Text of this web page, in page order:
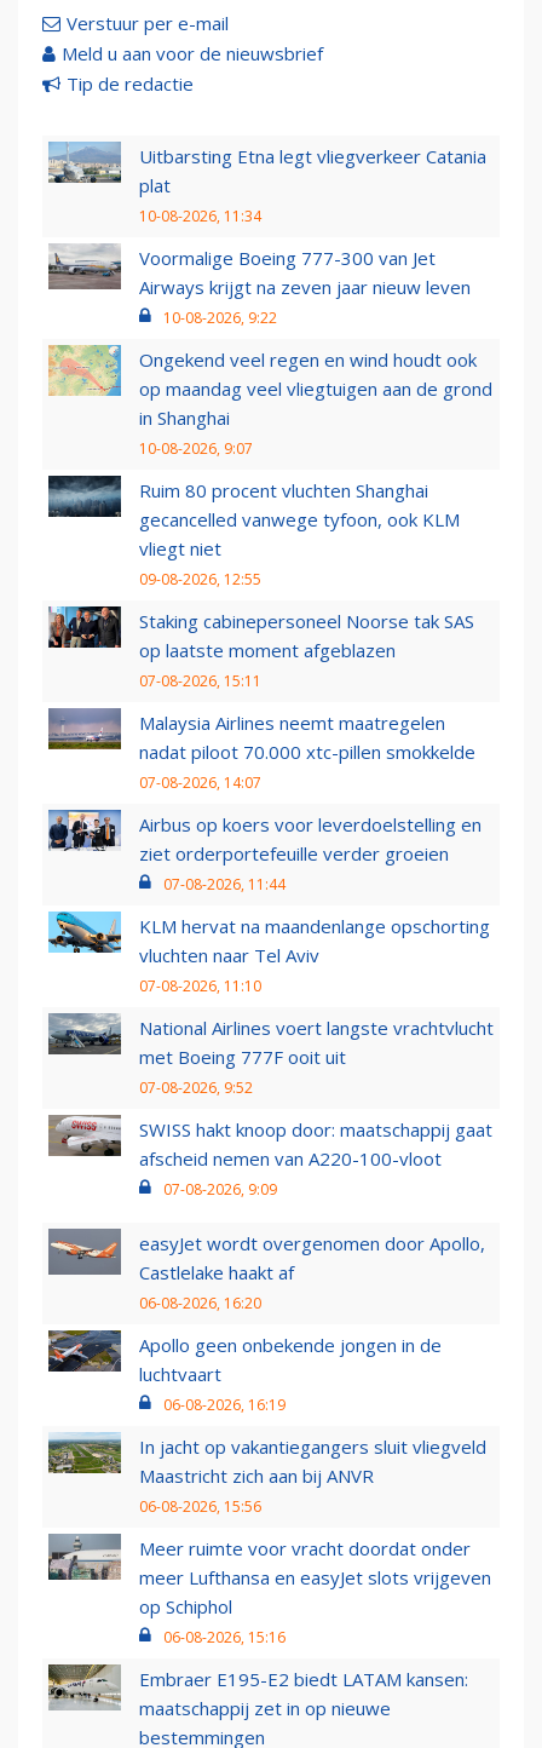
Verstuur per e-mail
Meld u aan voor de nieuwsbrief
Tip de redactie
Uitbarsting Etna legt vliegverkeer Catania
plat
10-08-2026, 11:34
Voormalige Boeing 777-300 van Jet
Airways krijgt na zeven jaar nieuw leven
10-08-2026, 9:22
Ongekend veel regen en wind houdt ook
op maandag veel vliegtuigen aan de grond
in Shanghai
10-08-2026, 9:07
Ruim 80 procent vluchten Shanghai
gecancelled vanwege tyfoon, ook KLM
vliegt niet
09-08-2026, 12:55
Staking cabinepersoneel Noorse tak SAS
op laatste moment afgeblazen
07-08-2026, 15:11
Malaysia Airlines neemt maatregelen
nadat piloot 70.000 xtc-pillen smokkelde
07-08-2026, 14:07
Airbus op koers voor leverdoelstelling en
ziet orderportefeuille verder groeien
07-08-2026, 11:44
KLM hervat na maandenlange opschorting
vluchten naar Tel Aviv
07-08-2026, 11:10
National Airlines voert langste vrachtvlucht
met Boeing 777F ooit uit
07-08-2026, 9:52
SWISS hakt knoop door: maatschappij gaat
afscheid nemen van A220-100-vloot
07-08-2026, 9:09
easyJet wordt overgenomen door Apollo,
Castlelake haakt af
06-08-2026, 16:20
Apollo geen onbekende jongen in de
luchtvaart
06-08-2026, 16:19
In jacht op vakantiegangers sluit vliegveld
Maastricht zich aan bij ANVR
06-08-2026, 15:56
Meer ruimte voor vracht doordat onder
meer Lufthansa en easyJet slots vrijgeven
op Schiphol
06-08-2026, 15:16
Embraer E195-E2 biedt LATAM kansen:
maatschappij zet in op nieuwe
bestemmingen